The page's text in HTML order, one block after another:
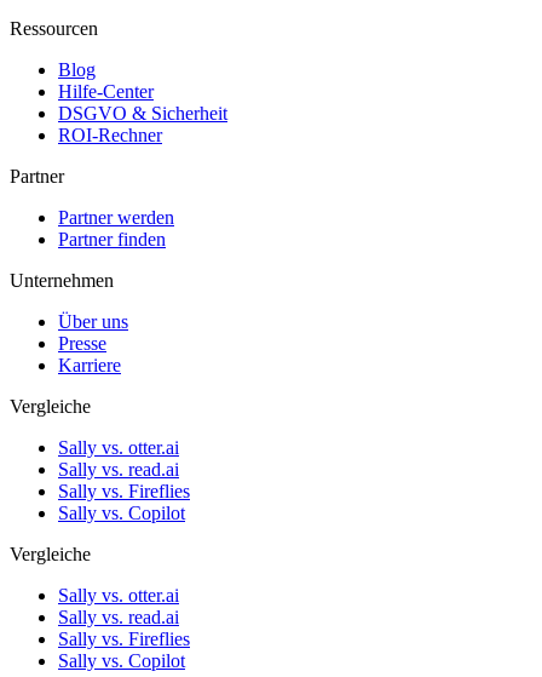
Ressourcen
Blog
Hilfe-Center
DSGVO & Sicherheit
ROI-Rechner
Partner
Partner werden
Partner finden
Unternehmen
Über uns
Presse
Karriere
Vergleiche
Sally vs. otter.ai
Sally vs. read.ai
Sally vs. Fireflies
Sally vs. Copilot
Vergleiche
Sally vs. otter.ai
Sally vs. read.ai
Sally vs. Fireflies
Sally vs. Copilot